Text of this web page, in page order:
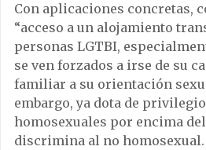
Con aplicaciones concretas,
“acceso a un alojamiento
personas LGTBI,
se ven forzados a irse de su
familiar a su orientación
embargo, ya dota de
homosexuales por encima
discrimina al no homosexual.